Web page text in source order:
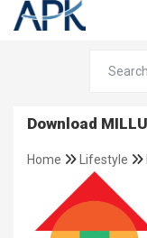
Download
Home Lifestyle